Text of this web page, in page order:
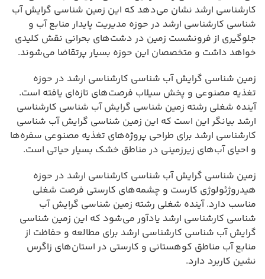
کارشناسی ارشد نشان می‌دهد که این زمین شناسی گرایش آب
شناسی کارشناسی ارشد در حوزه مدیریت پایدار منابع آب و
جلوگیری از فرونشست زمین در دشت‌های بحرانی نقش کلیدی
خواهد داشت و متخصصان این حوزه بسیار پرتقاضا می‌شوند.
زمین شناسی گرایش آب شناسی کارشناسی ارشد در حوزه
تغذیه مصنوعی و پخش سیلاب فرصت‌های تازه‌ای یافته است.
آینده شغلی رشته زمین شناسی گرایش آب شناسی کارشناسی
ارشد بیانگر این است که این زمین شناسی گرایش آب شناسی
کارشناسی ارشد برای طراحی پروژه‌های تغذیه مصنوعی سفره‌ها
و احیای آب‌های زیرزمینی در مناطق خشک بسیار حیاتی است.
زمین شناسی گرایش آب شناسی کارشناسی ارشد در حوزه
هیدروژئولوژی کارست و چشمه‌های کارستی فرصت شغلی
مناسب دارد. آینده شغلی رشته زمین شناسی گرایش آب
شناسی کارشناسی ارشد یادآور می‌شود که این زمین شناسی
گرایش آب شناسی کارشناسی ارشد برای مطالعه و حفاظت از
منابع آب مناطق کوهستانی و کارستی در استان‌های زاگرس
نشین کاربرد دارد.